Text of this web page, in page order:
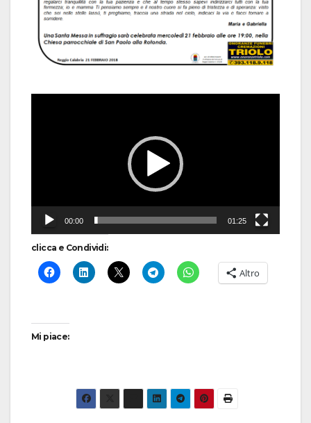
00:00 01:25
clicca e Condividi:
Altro
Mi piace: